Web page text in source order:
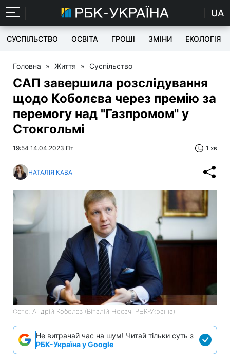
UA
СУСПІЛЬСТВО ОСВІТА ГРОШІ ЗМІНИ ЕКОЛОГІЯ
Головна » Життя » Суспільство
САП завершила розслідування
щодо Коболєва через премію за
перемогу над "Газпромом" у
Стокгольмі
19:54 14.04.2023 Пт 1 хв
НАТАЛІЯ КАВА
Фото: Андрій Коболєв (Віталій Носач, РБК-Україна)
Не витрачай час на шум! Читай тільки суть з
РБК-Україна у Google